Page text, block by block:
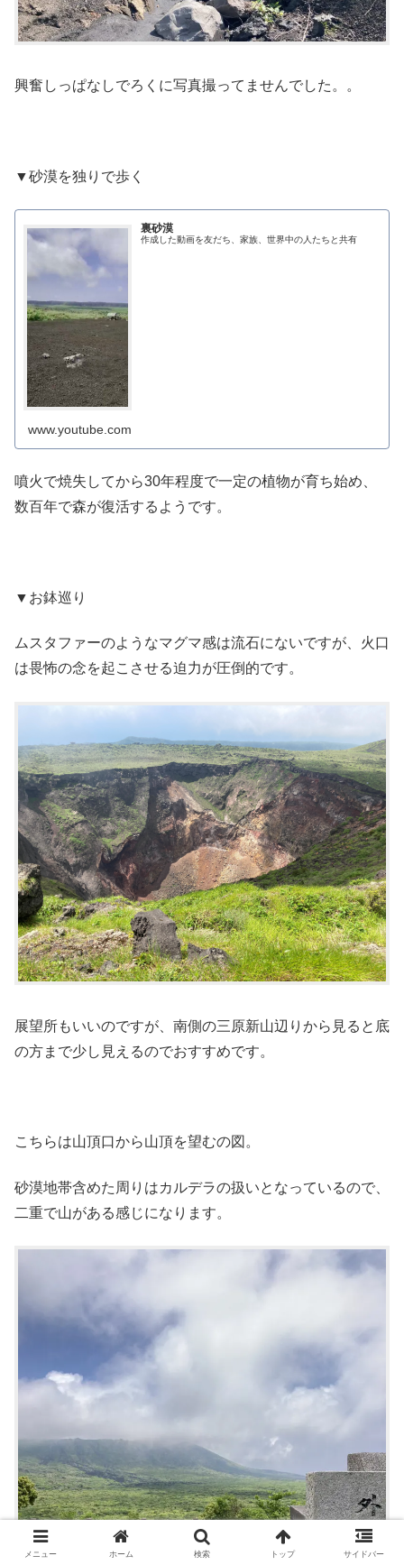
興奮しっぱなしでろくに写真撮ってませんでした。。
▼砂漠を独りで歩く
裏砂漠
作成した動画を友だち、家族、世界中の人たちと共有
www.youtube.com
噴火で焼失してから30年程度で一定の植物が育ち始め、
数百年で森が復活するようです。
▼お鉢巡り
ムスタファーのようなマグマ感は流石にないですが、火口
は畏怖の念を起こさせる迫力が圧倒的です。
展望所もいいのですが、南側の三原新山辺りから見ると底
の方まで少し見えるのでおすすめです。
こちらは山頂口から山頂を望むの図。
砂漠地帯含めた周りはカルデラの扱いとなっているので、
二重で山がある感じになります。
メニュー ホーム 検索 トップ サイドバー